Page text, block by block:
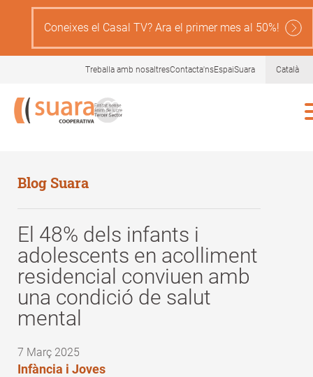
content
Coneixes el Casal TV? Ara el primer mes al 50%!
Treballa amb nosaltresContacta'nsEspaiSuara Català
Blog Suara
El 48% dels infants i
adolescents en acolliment
residencial conviuen amb
una condició de salut
mental
7 Març 2025
Infància i Joves